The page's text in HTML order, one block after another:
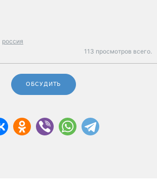
россия
113 просмотров всего.
ОБСУДИТЬ